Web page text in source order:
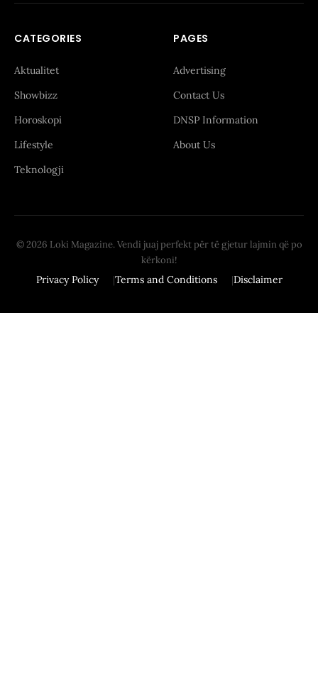
CATEGORIES
Aktualitet
Showbizz
Horoskopi
Lifestyle
Teknologji
PAGES
Advertising
Contact Us
DNSP Information
About Us
© 2026 Loki Magazine. Vendi juaj perfekt për të gjetur lajmin që po
kërkoni!
Privacy Policy Terms and Conditions Disclaimer